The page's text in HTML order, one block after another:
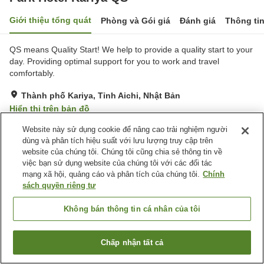
Giới thiệu tổng quát Phòng và Gói giá Đánh giá Thông
QS means Quality Start! We help to provide a quality start to your
day. Providing optimal support for you to work and travel
comfortably.
Thành phố Kariya, Tỉnh Aichi, Nhật Bản
Hiển thị trên bản đồ
Rất tốt Đánh giá:239 lượt
Tiện nghi chỗ nghỉ
Dịch Vụ Đưa Đón
Dịch Vụ Giặt Ủi
Quầy izakaya
Trang chủ Nhật Bản Tỉnh Aichi
Thành phố Kariya
Park Hotel Kariya QS
Tìm phòng trống
Website này sử dụng cookie để nâng cao trải nghiệm người
dùng và phân tích hiệu suất với lưu lượng truy cập trên
website của chúng tôi. Chúng tôi cũng chia sẻ thông tin về
việc bạn sử dụng website của chúng tôi với các đối tác
mạng xã hội, quảng cáo và phân tích của chúng tôi. Chính
sách quyền riêng tư
Không bán thông tin cá nhân của tôi
Chấp nhận tất cả